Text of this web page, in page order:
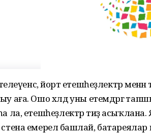
йорт етешһеҙлектәр
аға. Ошо хәлдә уны етемдәргә
ла, етешһеҙлектәр тиҙ асыҡлана.
емерелә башлай,